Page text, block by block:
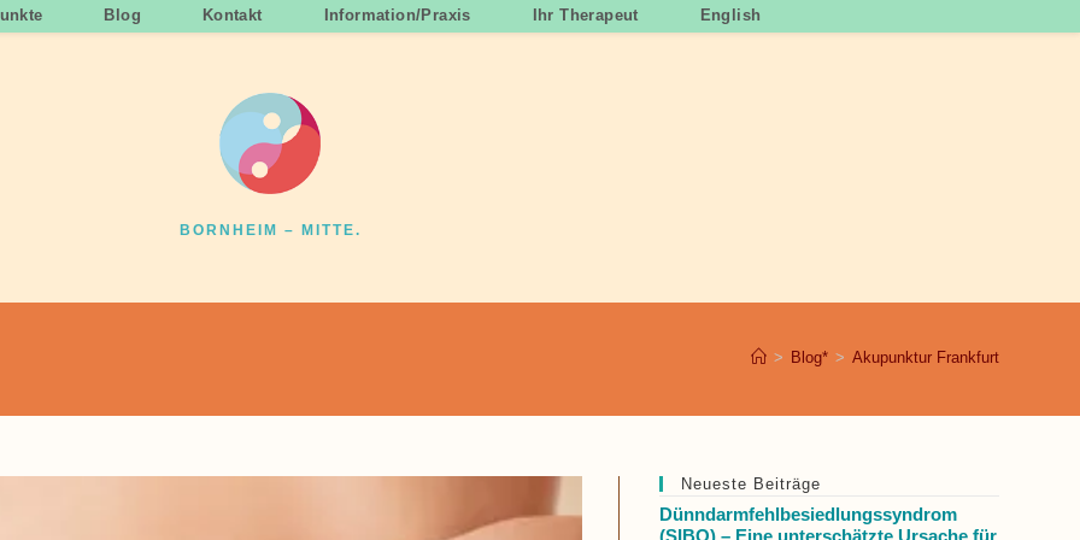
Blog Kontakt Information/Praxis Ihr Therapeut English
BORNHEIM – MITTE.
> Blog* > Akupunktur Frankfurt
Neueste Beiträge
Dünndarmfehlbesiedlungssyndrom
(SIBO) – Eine unterschätzte Ursache für